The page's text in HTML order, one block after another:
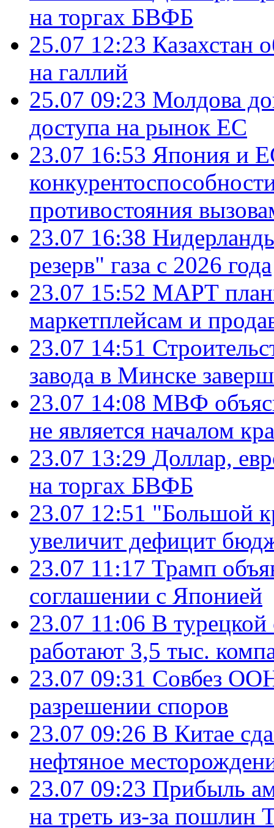
на торгах БВФБ
25.07 12:23 Казахстан
на галлий
25.07 09:23 Молдова
доступа на рынок ЕС
23.07 16:53 Япония и
противостояния
23.07 16:38
резерв" газа с 2026 года
23.07 15:52 МАРТ
маркетплейсам и
23.07 14:51
завода в Минске
23.07 14:08 МВФ
не является началом
23.07 13:29 Доллар,
на торгах БВФБ
23.07 12:51 "Большой
увеличит дефицит
23.07 11:17 Трамп
соглашении с Японией
23.07 11:06 В
работают 3,5 тыс.
23.07 09:31 Совбез
разрешении споров
23.07 09:26 В Китае
нефтяное
23.07 09:23 Прибыль
на треть из-за пошлин